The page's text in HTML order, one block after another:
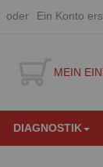
Ein Konto
MEIN
DIAGNOSTIK